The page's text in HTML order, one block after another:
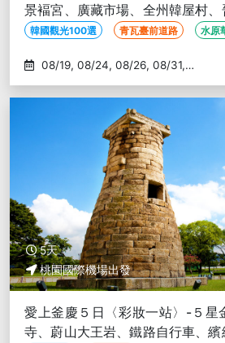
景褔宮、廣藏市場、全州韓屋村、
島海上纜車、天空膠囊
韓國觀光100選 青瓦臺前道路 水原
09/02
5天
桃園國際機場出發
愛上釜慶５日〈彩妝一站〉-５星
寺、蔚山大王岩、鐵路自行車、繽